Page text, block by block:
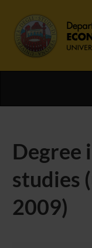
Degree
studies
2009)